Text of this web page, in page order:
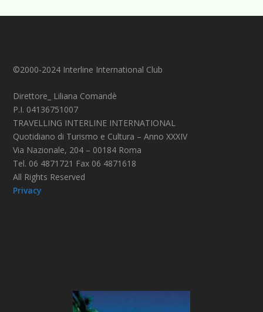
©2000-2024 Interline International Club
Direttore_ Liliana Comandè
P.I. 04136751007
TRAVELLING INTERLINE INTERNATIONAL
Quotidiano di Turismo e Cultura – Anno XXXIV
Via Nazionale, 204 – 00184 Roma
Tel. 06 4871721 Fax 06 4871618
All Rights Reserved
Privacy